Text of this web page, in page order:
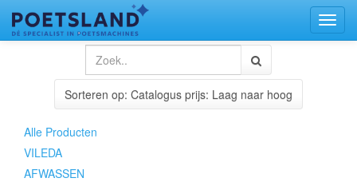
Sorteren op: Catalogus prijs: Laag naar hoog
Alle Producten
VILEDA
AFWASSEN